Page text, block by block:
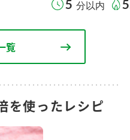
5 分以内
覧
を使ったレシピ